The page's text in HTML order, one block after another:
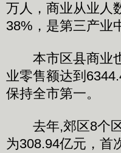
万人，商业从业人
38%，是第三产业
本市区县商业也
业零售额达到
保持全市第一。
去年,郊区8个区
为308.94亿元，首